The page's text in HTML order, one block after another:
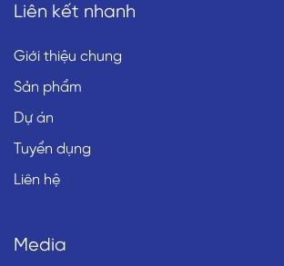
Liên kết nhanh
Giới thiệu chung
Sản phẩm
Dự án
Tuyển dụng
Liên hệ
Media